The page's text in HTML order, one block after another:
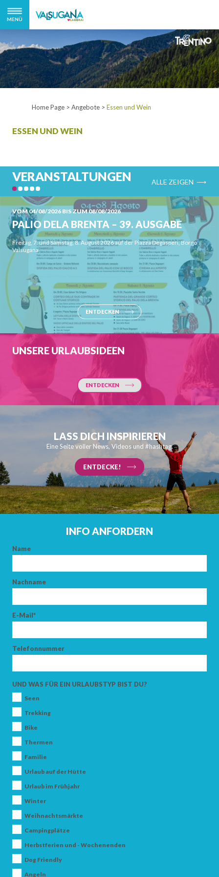
MENÜ
ANKUNFT
ERWACHSENE
Home Page > Angebote > Essen und Wein
ESSEN UND WEIN
VERANSTALTUNGEN ALLE ZEIGEN ⟶
VOM 04/08/2026 BIS ZUM 08/08/2026
PALIO DELA BRENTA – 39. AUSGABE
Freitag, 7. und Samstag, 8. August 2026 auf der Piazza Degasperi, Borgo
Valsugana
ENTDECKEN
UNSERE URLAUBSIDEEN
ENTDECKEN
LASS DICH INSPIRIEREN
Eine Seite voller News, Videos und #hashtag.
ENTDECKE!
INFO ANFORDERN
Name
Nachname
E-Mail*
Telefonnummer
UND WAS FÜR EIN URLAUBSTYP BIST DU?
Seen
Trekking
Bike
Thermen
Familie
Urlaub auf der Hütte
Urlaub im Frühjahr
Winter
Weihnachtsmärkte
Campingplätze
Herbstferien und - Wochenenden
Dog Friendly
Angeln